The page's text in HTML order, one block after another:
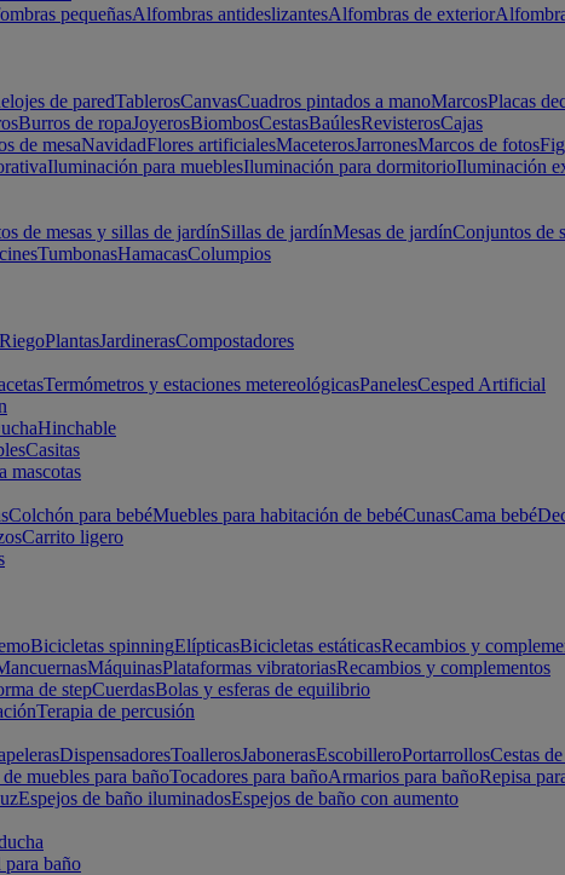
pequeñasAlfombras antideslizantesAlfombras de exterior
de paredTablerosCanvasCuadros pintados a manoMarcosPlacas
Burros de ropaJoyerosBiombosCestasBaúlesRevisterosCajas
de mesaNavidadFlores artificialesMaceterosJarronesMarcos de fotos
Iluminación para mueblesIluminación para dormitorioIluminación
de mesas y sillas de jardínSillas de jardínMesas de jardínConjuntos de
TumbonasHamacasColumpios
RiegoPlantasJardinerasCompostadores
Termómetros y estaciones metereológicasPanelesCesped Artificial
Hinchable
Casitas
mascotas
Colchón para bebéMuebles para habitación de bebéCunasCama bebé
Carrito ligero
Bicicletas spinningElípticasBicicletas estáticasRecambios y
MáquinasPlataformas vibratoriasRecambios y complementos
de stepCuerdasBolas y esferas de equilibrio
Terapia de percusión
DispensadoresToallerosJabonerasEscobilleroPortarrollosCestas
muebles para bañoTocadores para bañoArmarios para bañoRepisa
Espejos de baño iluminadosEspejos de baño con aumento
para baño